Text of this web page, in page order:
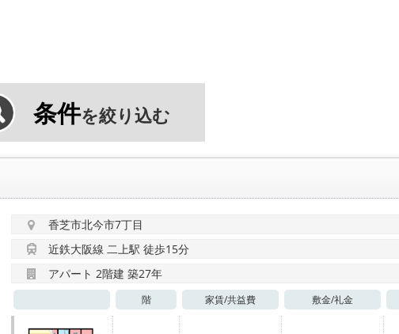
条件を絞り込む
香芝市北今市7丁目
近鉄大阪線 二上駅 徒歩15分
アパート 2階建 築27年
階 家賃/共益費 敷金/礼金